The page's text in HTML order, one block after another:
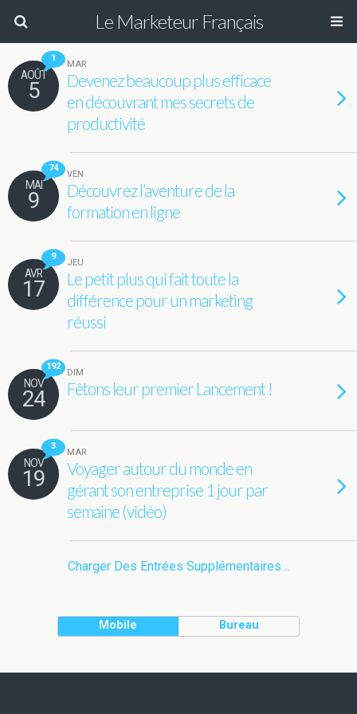
Le Marketeur Français
1
AOÛT
5
MAR
Devenez beaucoup plus efficace
en découvrant mes secrets de
productivité
74
MAI
9
VEN
Découvrez l’aventure de la
formation en ligne
9
AVR
17
JEU
Le petit plus qui fait toute la
différence pour un marketing
réussi
192
NOV
24
DIM
Fêtons leur premier Lancement !
3
NOV
19
MAR
Voyager autour du monde en
gérant son entreprise 1 jour par
semaine (vidéo)
Charger Des Entrées Supplémentaires…
Mobile Bureau